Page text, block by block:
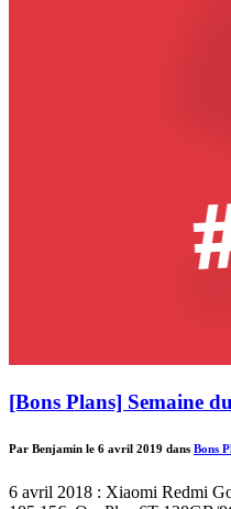
[Bons Plans] Semaine
Par Benjamin le 6 avril 2019 dans Bons
6 avril 2018 : Xiaomi Redmi